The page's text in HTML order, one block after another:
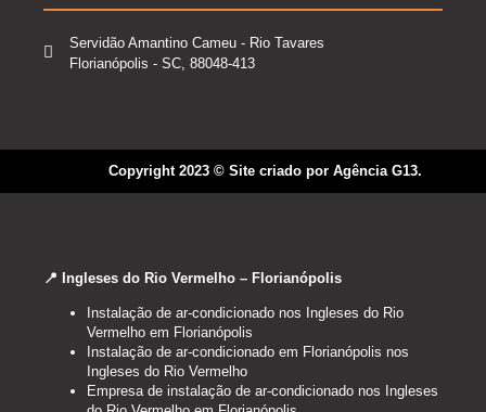
Servidão Amantino Cameu - Rio Tavares
Florianópolis - SC, 88048-413
Copyright 2023 © Site criado por Agência G13.
📍 Ingleses do Rio Vermelho – Florianópolis
Instalação de ar-condicionado nos Ingleses do Rio
Vermelho em Florianópolis
Instalação de ar-condicionado em Florianópolis nos
Ingleses do Rio Vermelho
Empresa de instalação de ar-condicionado nos Ingleses